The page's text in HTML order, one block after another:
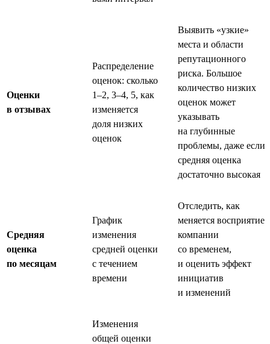
Оценки
в отзывах
Распределение
оценок: сколько
1–2, 3–4, 5, как
изменяется
доля низких
оценок
Выявить «узкие»
места и области
репутационного
риска. Большое
количество низких
оценок может
указывать
на глубинные
проблемы, даже если
средняя оценка
достаточно высокая
Средняя
оценка
по месяцам
График
изменения
средней оценки
с течением
времени
Отследить, как
меняется восприятие
компании
со временем,
и оценить эффект
инициатив
и изменений
Изменения
общей оценки